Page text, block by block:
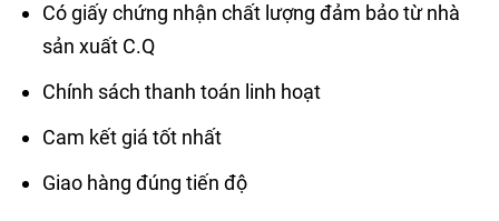
Có giấy chứng nhận chất lượng đảm bảo từ nhà
sản xuất C.Q
Chính sách thanh toán linh hoạt
Cam kết giá tốt nhất
Giao hàng đúng tiến độ